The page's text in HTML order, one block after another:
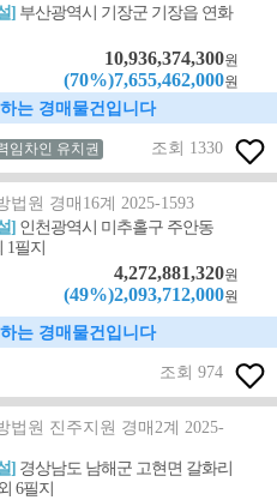
] 부산광역시 기장군 기장읍 연화
10,936,374,300원
(70%)7,655,462,000원
는 경매물건입니다
임차인 유치권 조회 1330
법원 경매16계 2025-1593
] 인천광역시 미추홀구 주안동
1필지
4,272,881,320원
(49%)2,093,712,000원
는 경매물건입니다
조회 974
법원 진주지원 경매2계 2025-
] 경상남도 남해군 고현면 갈화리
6필지